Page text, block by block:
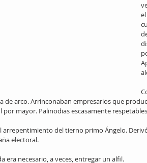
de arco. Arrinconaban empresarios que
mayor. Palinodias escasamente
arrepentimiento del tierno primo Ángelo.
electoral.
era necesario, a veces, entregar un alfil.